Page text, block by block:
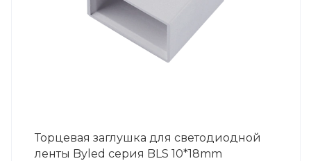
Торцевая заглушка для светодиодной
ленты Byled серия BLS 10*18mm